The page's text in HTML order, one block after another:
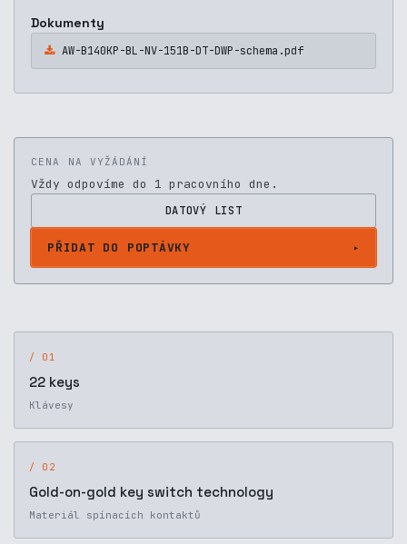
Dokumenty
AW-B140KP-BL-NV-151B-DT-DWP-schema.pdf
CENA NA VYŽÁDÁNÍ
Vždy odpovíme do 1 pracovního dne.
DATOVÝ LIST
PŘIDAT DO POPTÁVKY
/ 01
22 keys
Klávesy
/ 02
Gold-on-gold key switch technology
Materiál spínacích kontaktů